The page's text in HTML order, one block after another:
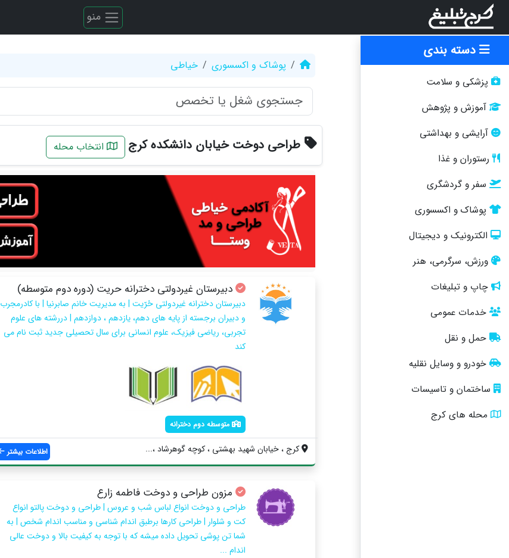
منو
دسته بندی
پزشکی و سلامت
آموزش و پژوهش
آرایشی و بهداشتی
رستوران و غذا
سفر و گردشگری
پوشاک و اکسسوری
الکترونیک و دیجیتال
ورزش، سرگرمی، هنر
چاپ و تبلیغات
خدمات عمومی
حمل و نقل
خودرو و وسایل نقلیه
ساختمان و تاسیسات
محله های کرج
پوشاک و اکسسوری خیاطی
طراحی دوخت خیابان دانشکده کرج انتخاب محله
دبیرستان غیردولتی دخترانه حریت (دوره دوم متوسطه)
دبیرستان دخترانه غیردولتی حُرّیت | به مدیریت خانم صابرنیا | با کادرمجرب
و دبیران برجسته از پایه های دهم، یازدهم ، دوازدهم | دررشته های علوم
تجربی، ریاضی فیزیک، علوم انسانی برای سال تحصیلی جدید ثبت نام می
کند
متوسطه دوم دخترانه
کرج ، خیابان شهید بهشتی ، کوچه گوهرشاد ،... اطلاعات بیشتر
مزون طراحی و دوخت فاطمه زارع
طراحی و دوخت انواع لباس شب و عروس | طراحی و دوخت پالتو انواع
کت و شلوار | طراحی کارها برطبق اندام شناسی و مناسب اندام شخص | به
شما تن پوشی تحویل داده میشه که با توجه به کیفیت بالا و دوخت عالی
اندام ...